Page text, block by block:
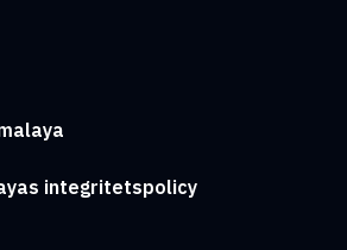
integritetspolicy